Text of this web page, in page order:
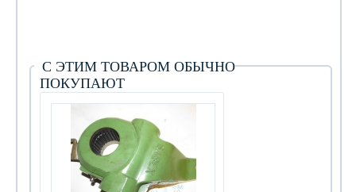
С ЭТИМ ТОВАРОМ ОБЫЧНО
ПОКУПАЮТ